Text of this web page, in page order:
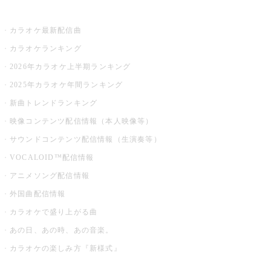
カラオケ最新配信曲
カラオケランキング
2026年カラオケ上半期ランキング
2025年カラオケ年間ランキング
新曲トレンドランキング
映像コンテンツ配信情報（本人映像等）
サウンドコンテンツ配信情報（生演奏等）
VOCALOID™配信情報
アニメソング配信情報
外国曲配信情報
カラオケで盛り上がる曲
あの日、あの時、あの音楽。
カラオケの楽しみ方『新様式』